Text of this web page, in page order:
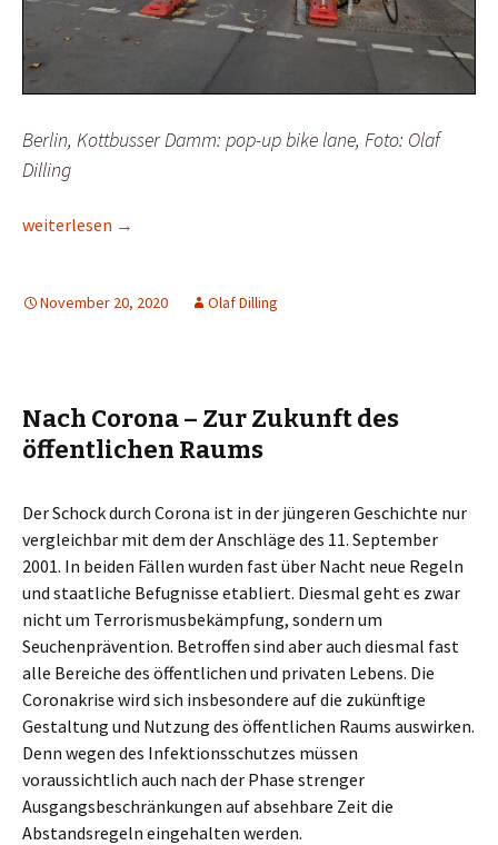
Berlin, Kottbusser Damm: pop-up bike lane, Foto: Olaf
Dilling
Bremer Protected Bike Lanes: Geht nich gib’s nich!
weiterlesen →
November 20, 2020 Olaf Dilling
Nach Corona – Zur Zukunft des
öffentlichen Raums
Der Schock durch Corona ist in der jüngeren Geschichte nur
vergleichbar mit dem der Anschläge des 11. September
2001. In beiden Fällen wurden fast über Nacht neue Regeln
und staatliche Befugnisse etabliert. Diesmal geht es zwar
nicht um Terrorismusbekämpfung, sondern um
Seuchenprävention. Betroffen sind aber auch diesmal fast
alle Bereiche des öffentlichen und privaten Lebens. Die
Coronakrise wird sich insbesondere auf die zukünftige
Gestaltung und Nutzung des öffentlichen Raums auswirken.
Denn wegen des Infektionsschutzes müssen
voraussichtlich auch nach der Phase strenger
Ausgangsbeschränkungen auf absehbare Zeit die
Abstandsregeln eingehalten werden.